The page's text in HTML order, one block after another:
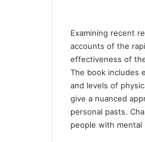
Examining recent
accounts of the
effectiveness of
The book includes
and levels of
give a nuanced
personal pasts.
people with